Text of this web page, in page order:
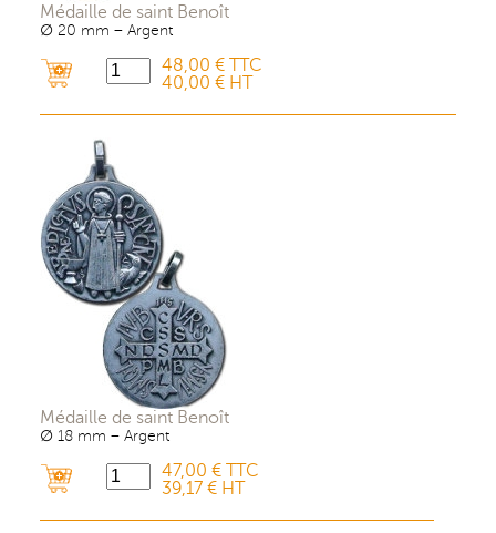
Médaille de saint Benoît
∅ 20 mm – Argent
48,00 € TTC
40,00 € HT
Médaille de saint Benoît
∅ 18 mm – Argent
47,00 € TTC
39,17 € HT